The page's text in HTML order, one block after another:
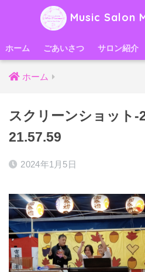
Music Salon
ホーム ごあいさつ サロン紹介
ホーム
スクリーンショット-
21.57.59
2024年1月5日